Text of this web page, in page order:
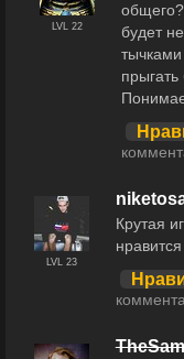
LVL 22
будет
тычками
LVL 23
Крутая
нравится